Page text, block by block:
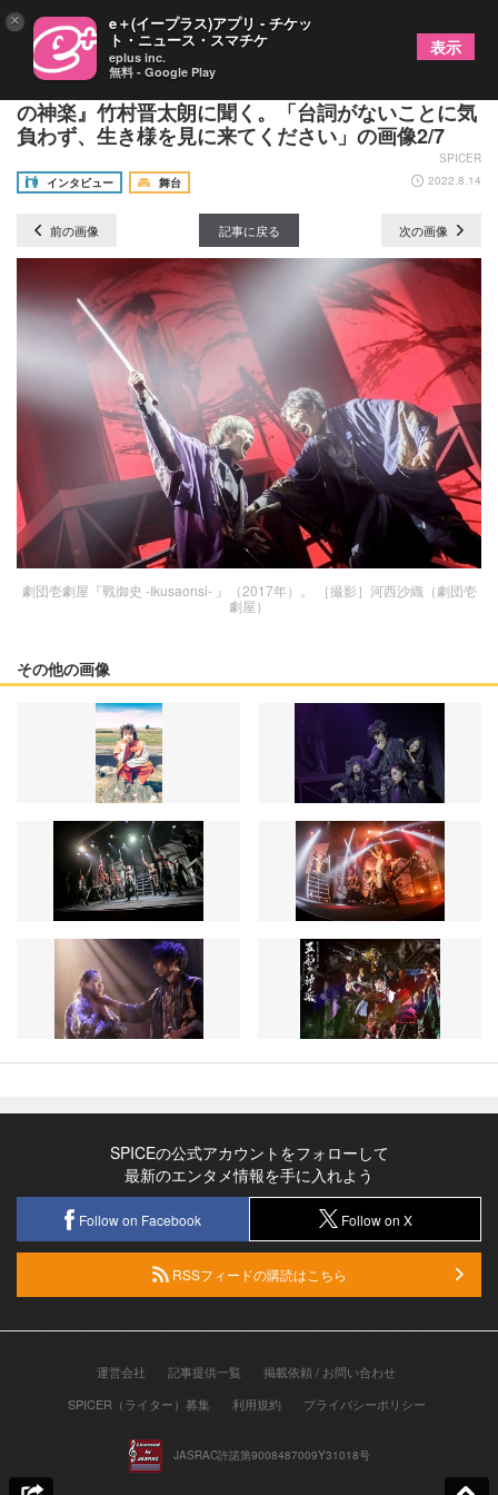
劇団壱劇屋東京支部のWORDLESS殺陣芝居『五彩
の神楽』竹村晋太朗に聞く。「台詞がないことに気
負わず、生き様を見に来てください」の画像2/7
SPICER
インタビュー
舞台 2022.8.14
前の画像 記事に戻る 次の画像
劇団壱劇屋『戰御史 -Ikusaonsi- 』（2017年）。 ［撮影］河西沙織（劇団壱
劇屋）
その他の画像
SPICEの公式アカウントをフォローして
最新のエンタメ情報を手に入れよう
Follow on Facebook Follow on X
RSSフィードの購読はこちら
運営会社 記事提供一覧
掲載依頼 / お問い合わせ
SPICER（ライター）募集
利用規約 プライバシーポリシー
JASRAC許諾第9008487009Y31018号
× e＋(イープラス)アプリ - チケッ
ト・ニュース・スマチケ
eplus inc.
無料 - Google Play
表示